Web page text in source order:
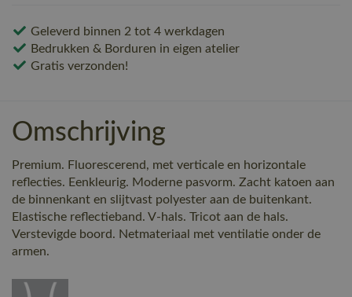
Geleverd binnen 2 tot 4 werkdagen
Bedrukken & Borduren in eigen atelier
Gratis verzonden!
Omschrijving
Premium. Fluorescerend, met verticale en horizontale
reflecties. Eenkleurig. Moderne pasvorm. Zacht katoen aan
de binnenkant en slijtvast polyester aan de buitenkant.
Elastische reflectieband. V-hals. Tricot aan de hals.
Verstevigde boord. Netmateriaal met ventilatie onder de
armen.